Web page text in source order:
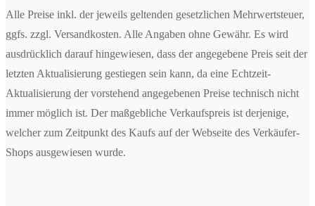
Alle Preise inkl. der jeweils geltenden gesetzlichen Mehrwertsteuer,
ggfs. zzgl. Versandkosten. Alle Angaben ohne Gewähr. Es wird
ausdrücklich darauf hingewiesen, dass der angegebene Preis seit der
letzten Aktualisierung gestiegen sein kann, da eine Echtzeit-
Aktualisierung der vorstehend angegebenen Preise technisch nicht
immer möglich ist. Der maßgebliche Verkaufspreis ist derjenige,
welcher zum Zeitpunkt des Kaufs auf der Webseite des Verkäufer-
Shops ausgewiesen wurde.